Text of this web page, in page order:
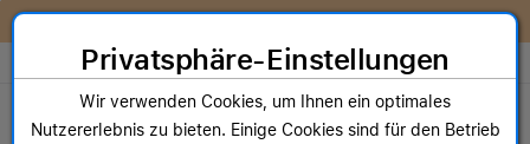
Zum Inhalt springen [AK + 0]
Zum Hauptmenü springen [AK + 1]
Zum Widget-Menü rechts springen [AK + 2]
Zum Hauptmenü springen [AK + 3]
Zum Hauptmenü (oben rechts) springen [AK + 4]
Zum Hauptmenü (unten rechts) springen [AK + 5]
Zum Hauptmenü (zentriert) springen [AK + 6]
Zum Meta-Menü oben (links) springen [AK + 7]
Zu den Inhalten im Fußbereich springen [AK + 8]
und 5,00 € Gutschein sichern! Wir
Store auswählen
Toggle navigation
Privatsphäre-Einstellungen
Wir verwenden Cookies, um Ihnen ein optimales
Nutzererlebnis zu bieten. Einige Cookies sind für den Betrieb